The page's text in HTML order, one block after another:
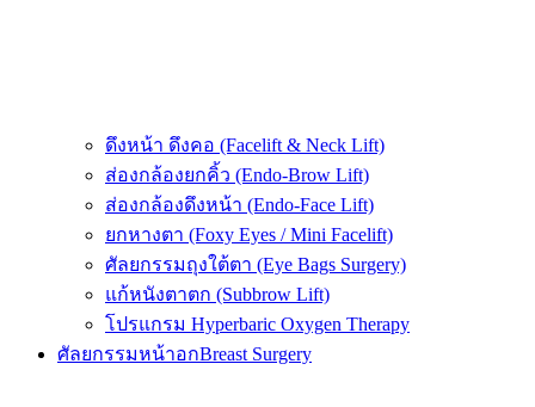
ดึงหน้า ดึงคอ (Facelift & Neck Lift)
ส่องกล้องยกคิ้ว (Endo-Brow Lift)
ส่องกล้องดึงหน้า (Endo-Face Lift)
ยกหางตา (Foxy Eyes / Mini Facelift)
ศัลยกรรมถุงใต้ตา (Eye Bags Surgery)
แก้หนังตาตก (Subbrow Lift)
โปรแกรม Hyperbaric Oxygen Therapy
ศัลยกรรมหน้าอกBreast Surgery